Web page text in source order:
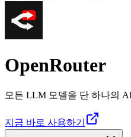
OpenRouter
모든 LLM 모델을 단 하나의
지금 바로 사용하기